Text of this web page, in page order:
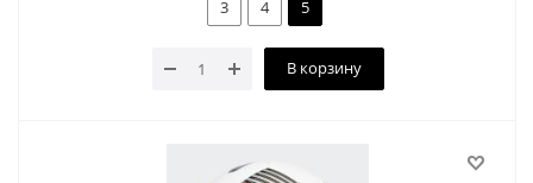
3 4 5
В корзину